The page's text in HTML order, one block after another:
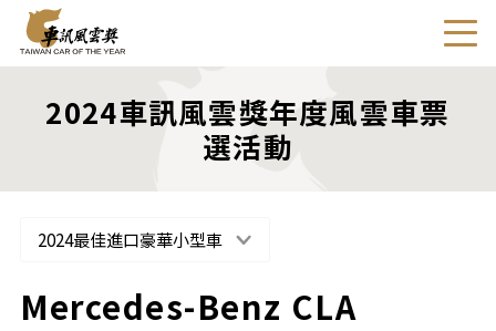
2024車訊風雲獎年度風雲車票
選活動
2024最佳進口豪華小型車
Mercedes-Benz CLA